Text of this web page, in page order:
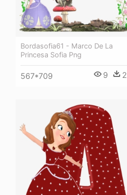
Bordasofia61 - Marco De La
Princesa Sofia Png
567*709 9 2